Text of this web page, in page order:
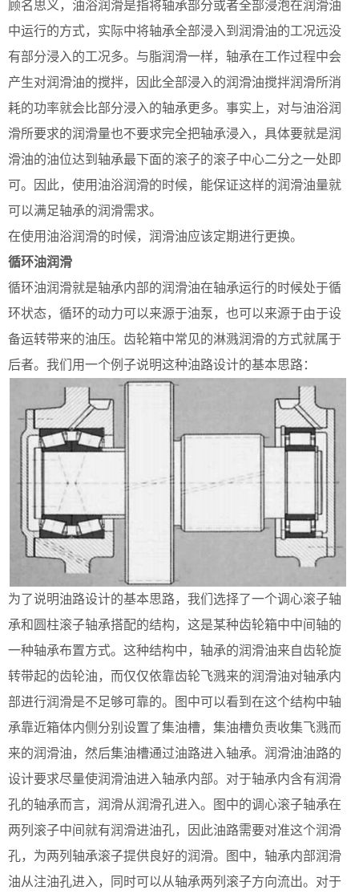
顾名思义，油浴润滑是指将轴承部分或者全部浸泡在润滑油
中运行的方式，实际中将轴承全部浸入到润滑油的工况远没
有部分浸入的工况多。与脂润滑一样，轴承在工作过程中会
产生对润滑油的搅拌，因此全部浸入的润滑油搅拌润滑所消
耗的功率就会比部分浸入的轴承更多。事实上，对与油浴润
滑所要求的润滑量也不要求完全把轴承浸入，具体要就是润
滑油的油位达到轴承最下面的滚子的滚子中心二分之一处即
可。因此，使用油浴润滑的时候，能保证这样的润滑油量就
可以满足轴承的润滑需求。
在使用油浴润滑的时候，润滑油应该定期进行更换。
循环油润滑
循环油润滑就是轴承内部的润滑油在轴承运行的时候处于循
环状态，循环的动力可以来源于油泵，也可以来源于由于设
备运转带来的油压。齿轮箱中常见的淋溅润滑的方式就属于
后者。我们用一个例子说明这种油路设计的基本思路：
为了说明油路设计的基本思路，我们选择了一个调心滚子轴
承和圆柱滚子轴承搭配的结构，这是某种齿轮箱中中间轴的
一种轴承布置方式。这种结构中，轴承的润滑油来自齿轮旋
转带起的齿轮油，而仅仅依靠齿轮飞溅来的润滑油对轴承内
部进行润滑是不足够可靠的。图中可以看到在这个结构中轴
承靠近箱体内侧分别设置了集油槽，集油槽负责收集飞溅而
来的润滑油，然后集油槽通过油路进入轴承。润滑油油路的
设计要求尽量使润滑油进入轴承内部。对于轴承内含有润滑
孔的轴承而言，润滑从润滑孔进入。图中的调心滚子轴承在
两列滚子中间就有润滑进油孔，因此油路需要对准这个润滑
孔，为两列轴承滚子提供良好的润滑。图中，轴承内部润滑
油从注油孔进入，同时可以从轴承两列滚子方向流出。对于